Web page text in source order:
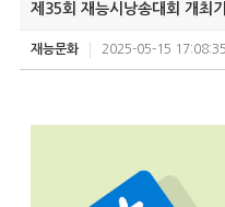
제35회 재능시낭송대회 개최
재능문화 2025-05-15